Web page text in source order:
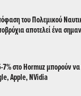
του Πολεμικού
αποτελεί ένα
7% στο Hormuz μπορούν
Apple, NVidia